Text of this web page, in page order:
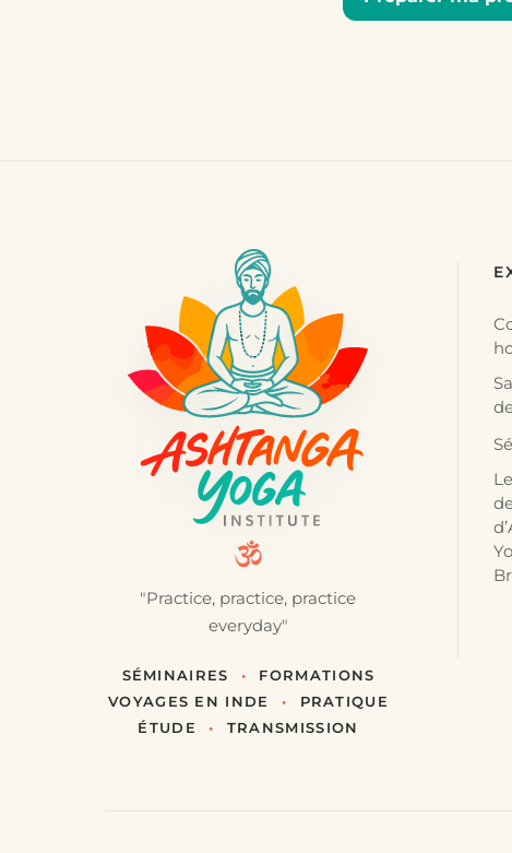
"Practice, practice, practice
everyday"
SÉMINAIRES •
FORMATIONS
VOYAGES EN INDE
•
PRATIQUE
ÉTUDE
• TRANSMISSION